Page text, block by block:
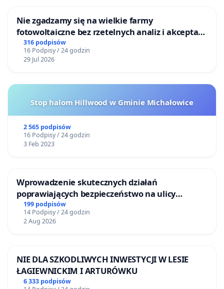
Nie zgadzamy się na wielkie farmy
fotowoltaiczne bez rzetelnych analiz i akceptacji
mieszkańców
316 podpisów
16 Podpisy / 24 godzin
29 Jul 2026
Stop halom Hillwood w Gminie Michałowice
2 565 podpisów
16 Podpisy / 24 godzin
3 Feb 2023
Wprowadzenie skutecznych działań
poprawiających bezpieczeństwo na ulicy
Żeromskiego w Otwocku
199 podpisów
14 Podpisy / 24 godzin
2 Aug 2026
NIE DLA SZKODLIWYCH INWESTYCJI W LESIE
ŁAGIEWNICKIM I ARTURÓWKU
6 333 podpisów